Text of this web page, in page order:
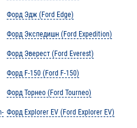
Форд Эдж (Ford Edge)
Форд Экспедишн (Ford Expedition)
Форд Эверест (Ford Everest)
Форд F-150 (Ford F-150)
Форд Торнео (Ford Tourneo)
Форд Explorer EV (Ford Explorer EV)